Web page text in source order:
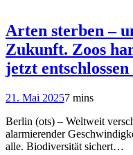
Arten sterben –
Zukunft. Zoos
jetzt
21. Mai 20257 mins
Berlin (ots) – Weltweit
alarmierender
alle. Biodiversität sichert…